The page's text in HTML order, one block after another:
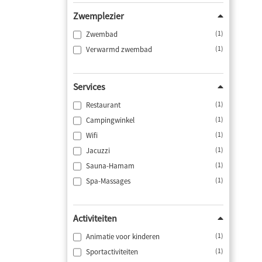
Zwemplezier
Zwembad (1)
Verwarmd zwembad (1)
Services
Restaurant (1)
Campingwinkel (1)
Wifi (1)
Jacuzzi (1)
Sauna-Hamam (1)
Spa-Massages (1)
Activiteiten
Animatie voor kinderen (1)
Sportactiviteiten (1)